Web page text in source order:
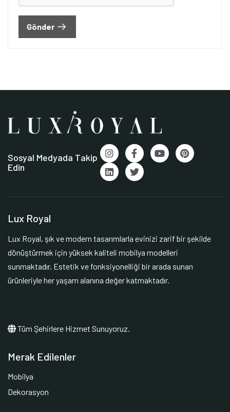
Gönder
Sosyal Medyada Takip
Edin
Lux Royal
Lux Royal, şık ve modern tasarımlarla evinizi zarif bir şekilde
dönüştürmek için yüksek kaliteli mobilya modelleri
sunmaktadır. Estetik ve fonksiyonelliği bir arada sunan
ürünleriyle her yaşam alanına değer katmaktadır.
Tüm Şehirlere Hizmet Sunuyoruz.
Merak Edilenler
Mobilya
Dekorasyon